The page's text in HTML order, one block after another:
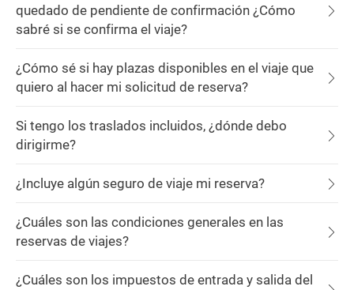
quedado de pendiente de confirmación ¿Cómo
sabré si se confirma el viaje?
¿Cómo sé si hay plazas disponibles en el viaje que
quiero al hacer mi solicitud de reserva?
Si tengo los traslados incluidos, ¿dónde debo
dirigirme?
¿Incluye algún seguro de viaje mi reserva?
¿Cuáles son las condiciones generales en las
reservas de viajes?
¿Cuáles son los impuestos de entrada y salida del